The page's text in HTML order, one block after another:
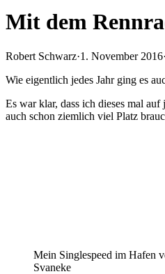
Mit dem
Robert Schwarz·1. November 2016·
Wie eigentlich jedes Jahr ging es
Es war klar, dass ich dieses mal
auch schon ziemlich viel Platz
Mein Singlespeed im Hafen
Svaneke